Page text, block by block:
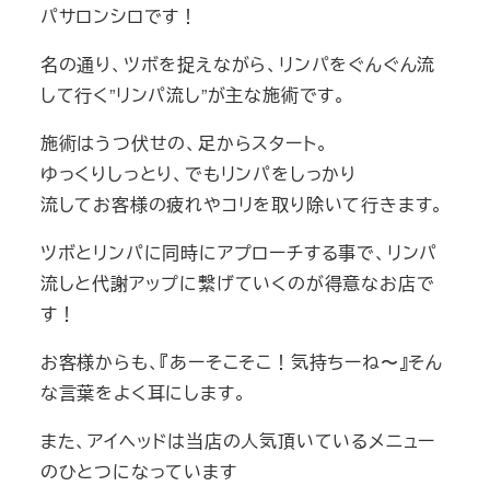
パサロンシロです！
名の通り、ツボを捉えながら、リンパをぐんぐん流
して行く”リンパ流し”が主な施術です。
施術はうつ伏せの、足からスタート。
ゆっくりしっとり、でもリンパをしっかり
流してお客様の疲れやコリを取り除いて行きます。
ツボとリンパに同時にアプローチする事で、リンパ
流しと代謝アップに繋げていくのが得意なお店で
す！
お客様からも、『あーそこそこ！気持ちーね〜』そん
な言葉をよく耳にします。
また、アイヘッドは当店の人気頂いているメニュー
のひとつになっています